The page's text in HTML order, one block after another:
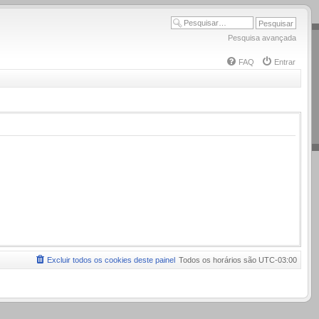
Pesquisa avançada
FAQ
Entrar
Todos os horários são UTC-03:00
Excluir todos os cookies deste painel